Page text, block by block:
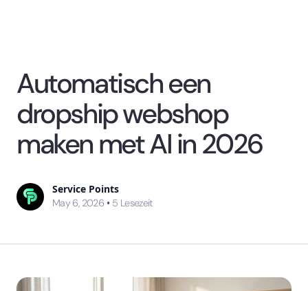
Automatisch een
dropship webshop
maken met AI in 2026
Service Points
May 6, 2026 • 5 Lesezeit